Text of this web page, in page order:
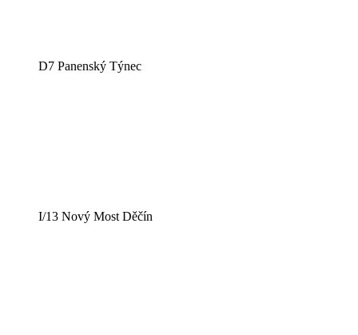
D7 Panenský Týnec
I/13 Nový Most Děčín